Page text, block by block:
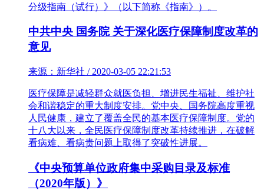
分级指南（试行）》（以下简称《指南》）。
中共中央 国务院 关于深化医疗保障制度改革的
意见
来源：新华社 / 2020-03-05 22:21:53
医疗保障是减轻群众就医负担、增进民生福祉、维护社
会和谐稳定的重大制度安排。党中央、国务院高度重视
人民健康，建立了覆盖全民的基本医疗保障制度。党的
十八大以来，全民医疗保障制度改革持续推进，在破解
看病难、看病贵问题上取得了突破性进展。
《中央预算单位政府集中采购目录及标准
（2020年版）》